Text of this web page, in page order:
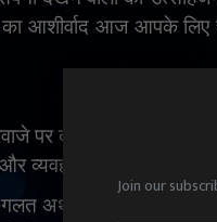
Join our
का आशीर्वाद आज आपके
पर दस्तक दे सकती हैं।
लोगों को
अर्थ निकाल सकते हैं